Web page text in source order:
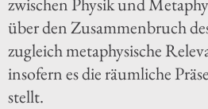
über den Zusammenbruch
zugleich metaphysische
insofern es die räumliche
stellt.